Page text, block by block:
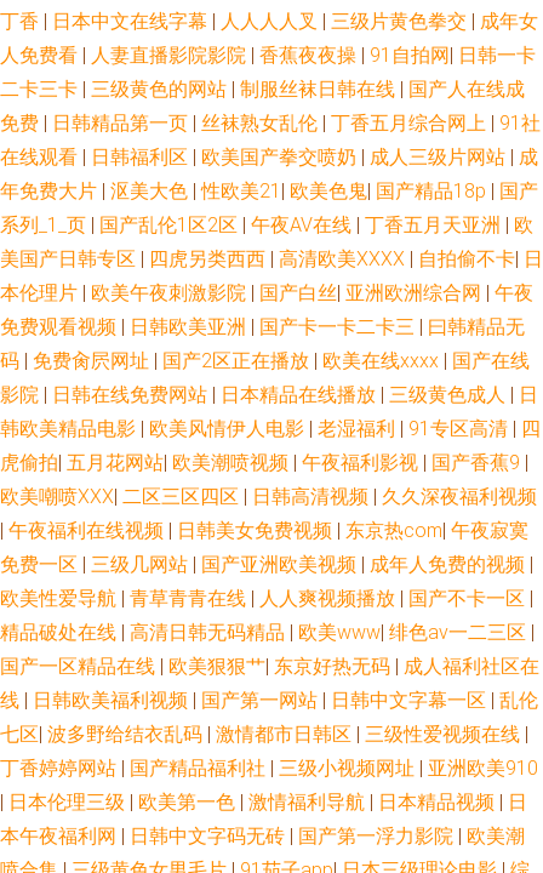
丁香 | 日本中文在线字幕 | 人人人人叉 | 三级片黄色拳交 | 成年女
人免费看 | 人妻直播影院影院 | 香蕉夜夜操 | 91自拍网| 日韩一卡
二卡三卡 | 三级黄色的网站 | 制服丝袜日韩在线 | 国产人在线成
免费 | 日韩精品第一页 | 丝袜熟女乱伦 | 丁香五月综合网上 | 91社
在线观看 | 日韩福利区 | 欧美国产拳交喷奶 | 成人三级片网站 | 成
年免费大片 | 沤美大色 |性欧美21 | 欧美色鬼| 国产精品18p | 国产
系列_1_页 | 国产乱伦1区2区 | 午夜AV在线 | 丁香五月天亚洲 | 欧
美国产日韩专区 | 四虎另类西西 | 高清欧美XXXX | 自拍偷不卡| 日
本伦理片 | 欧美午夜刺激影院 | 国产白丝| 亚洲欧洲综合网 | 午夜
免费观看视频 | 日韩欧美亚洲 | 国产卡一卡二卡三 | 曰韩精品无
码 | 免费肏屄网址 | 国产2区正在播放 | 欧美在线xxxx | 国产在线
影院 | 日韩在线免费网站 | 日本精品在线播放 | 三级黄色成人 | 日
韩欧美精品电影 | 欧美风情伊人电影 | 老湿福利 | 91专区高清 | 四
虎偷拍| 五月花网站| 欧美潮喷视频 | 午夜福利影视 | 国产香蕉9 |
欧美嘲喷XXX| 二区三区四区 | 日韩高清视频 | 久久深夜福利视频
| 午夜福利在线视频 | 日韩美女免费视频 | 东京热com| 午夜寂寞
免费一区 | 三级几网站 | 国产亚洲欧美视频 | 成年人免费的视频 |
欧美性爱导航 | 青草青青在线 | 人人爽视频播放 | 国产不卡一区 |
精品破处在线 | 高清日韩无码精品 | 欧美www| 绯色av一二三区 |
国产一区精品在线 | 欧美狠狠艹| 东京好热无码 | 成人福利社区在
线 | 日韩欧美福利视频 | 国产第一网站 | 日韩中文字幕一区 | 乱伦
七区| 波多野给结衣乱码 | 激情都市日韩区 | 三级性爱视频在线 |
丁香婷婷网站 | 国产精品福利社 | 三级小视频网址 | 亚洲欧美910
| 日本伦理三级 | 欧美第一色 | 激情福利导航 | 日本精品视频 | 日
本午夜福利网 | 日韩中文字码无砖 | 国产第一浮力影院 | 欧美潮